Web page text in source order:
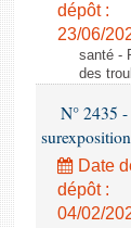
dépôt :
23/06/
santé -
des
N° 2435
Date
dépôt :
04/02/